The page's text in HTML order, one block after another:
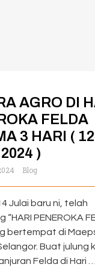
AGRO DI
FELDA
3 HARI (
)
Blog
Julai baru ni, telah
“HARI PENEROKA
bertempat di
Buat julung
Felda di Hari …